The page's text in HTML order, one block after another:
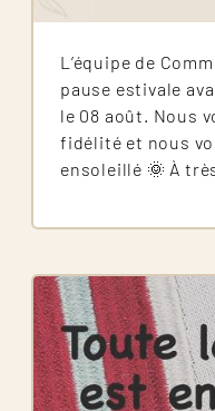
L’équipe de
pause estivale
le 08 août. Nous
fidélité et nous
ensoleillé 🌞 À
Image